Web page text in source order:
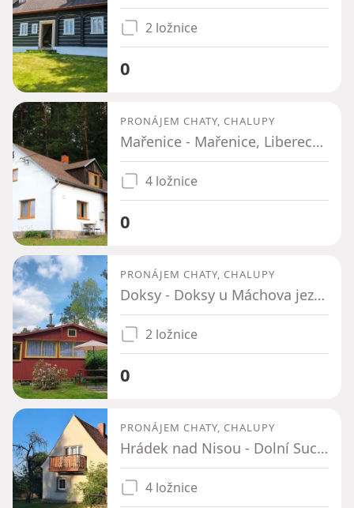
2 ložnice
0
PRONÁJEM CHATY, CHALUPY
Mařenice - Mařenice, Liberecký kraj
4 ložnice
0
PRONÁJEM CHATY, CHALUPY
Doksy - Doksy u Máchova jezera, Liberecký kraj
2 ložnice
0
PRONÁJEM CHATY, CHALUPY
Hrádek nad Nisou - Dolní Suchá u Chotyně, Liberecký kraj
4 ložnice